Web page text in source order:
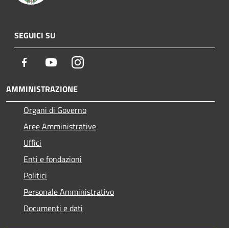
SEGUICI SU
Facebook YoutubeInstagram
AMMINISTRAZIONE
Organi di Governo
Aree Amministrative
Uffici
Enti e fondazioni
Politici
Personale Amministrativo
Documenti e dati